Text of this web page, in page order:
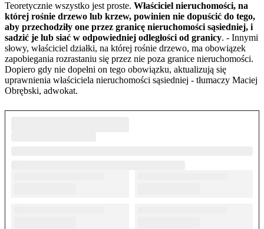
Teoretycznie wszystko jest proste. Właściciel nieruchomości, na
której rośnie drzewo lub krzew, powinien nie dopuścić do tego,
aby przechodziły one przez granicę nieruchomości sąsiedniej, i
sadzić je lub siać w odpowiedniej odległości od granicy. - Innymi
słowy, właściciel działki, na której rośnie drzewo, ma obowiązek
zapobiegania rozrastaniu się przez nie poza granice nieruchomości.
Dopiero gdy nie dopełni on tego obowiązku, aktualizują się
uprawnienia właściciela nieruchomości sąsiedniej - tłumaczy Maciej
Obrębski, adwokat.